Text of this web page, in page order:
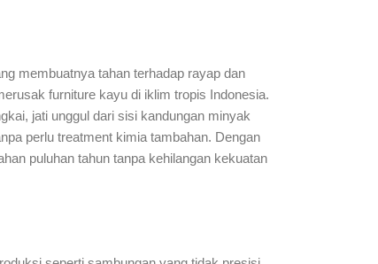
membuatnya tahan terhadap rayap dan
furniture kayu di iklim tropis Indonesia.
jati unggul dari sisi kandungan minyak
perlu treatment kimia tambahan. Dengan
puluhan tahun tanpa kehilangan kekuatan